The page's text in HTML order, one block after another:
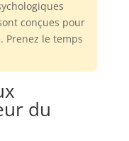
conçues pour
Prenez le temps
du